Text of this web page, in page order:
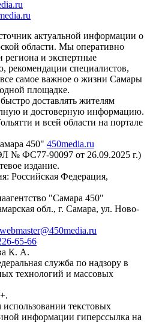
актуальной информации о
области. Мы оперативно
региона и экспертные
рекомендации специалистов,
самое важное о жизни Самары
площадке.
доставлять жителям
и достоверную информацию.
и всей области на портале
450" 450media.ru
№ ФС77-90097 от 26.09.2025 г.)
издание.
Российская Федерация,
"Самара 450"
обл., г. Самара, ул. Ново-
webmaster@450media.ru
65-66
К. А.
служба по надзору в
технологий и массовых
текстовых
информации гиперссылка на